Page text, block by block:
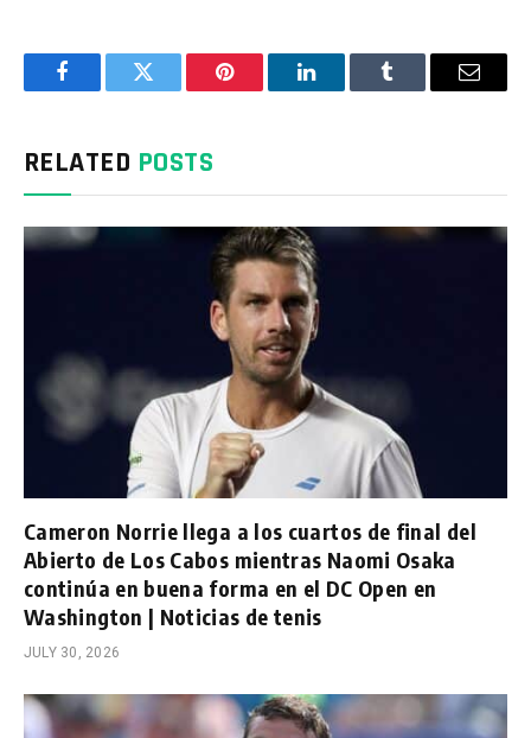
FacebookTwitter Pinterest LinkedInTumblr Email
RELATED POSTS
Cameron Norrie llega a los cuartos de final del
Abierto de Los Cabos mientras Naomi Osaka
continúa en buena forma en el DC Open en
Washington | Noticias de tenis
JULY 30, 2026